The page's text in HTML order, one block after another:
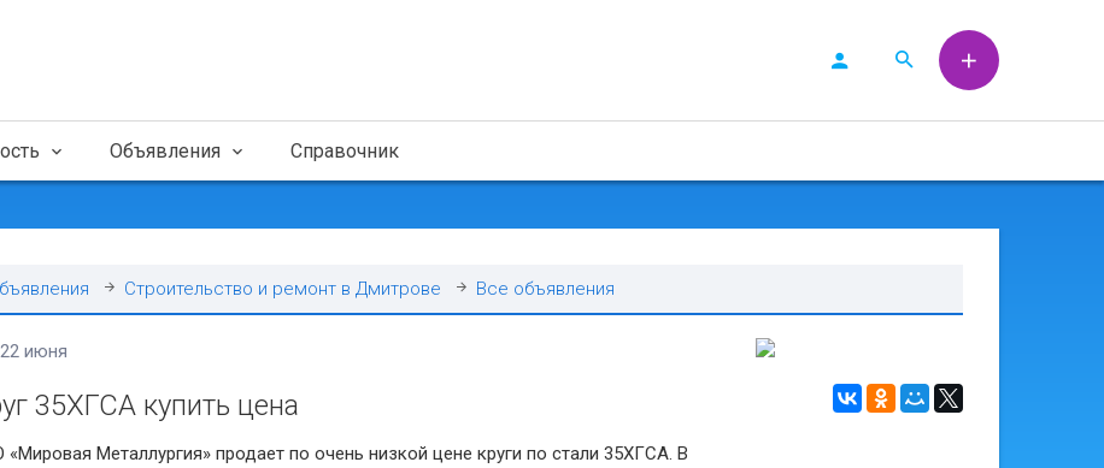
Объявления Справочник
Строительство и ремонт в Дмитрове Все объявления
22 июня
35ХГСА купить цена
Металлургия» продает по очень низкой цене круги по стали 35XГCA. В